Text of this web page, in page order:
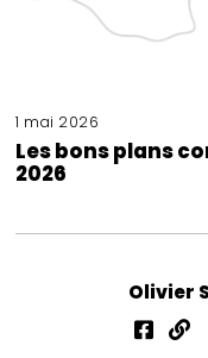
1 mai 2026
Les bons plans
2026
Olivier